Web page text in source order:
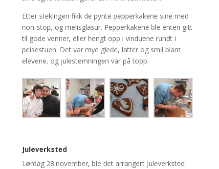
Etter stekingen fikk de pynte pepperkakene sine med
non-stop, og melisglasur. Pepperkakene ble enten gitt
til gode venner, eller hengt opp i vinduene rundt i
peisestuen. Det var mye glede, latter og smil blant
elevene, og julestemningen var på topp.
Juleverksted
L ørdag 28.november, ble det arrangert juleverksted